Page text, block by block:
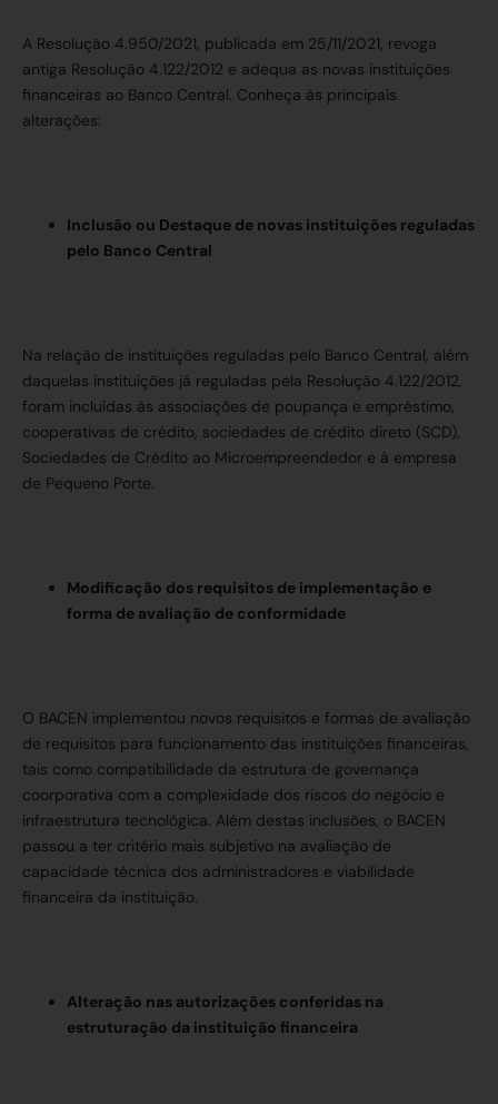
A Resolução 4.950/2021, publicada em 25/11/2021, revoga
antiga Resolução 4.122/2012 e adequa as novas instituições
financeiras ao Banco Central. Conheça às principais
alterações:
Inclusão ou Destaque de novas instituições reguladas
pelo Banco Central
Na relação de instituições reguladas pelo Banco Central, além
daquelas instituições já reguladas pela Resolução 4.122/2012,
foram incluídas às associações de poupança e empréstimo,
cooperativas de crédito, sociedades de crédito direto (SCD),
Sociedades de Crédito ao Microempreendedor e à empresa
de Pequeno Porte.
Modificação dos requisitos de implementação e
forma de avaliação de conformidade
O BACEN implementou novos requisitos e formas de avaliação
de requisitos para funcionamento das instituições financeiras,
tais como compatibilidade da estrutura de governança
coorporativa com a complexidade dos riscos do negócio e
infraestrutura tecnológica. Além destas inclusões, o BACEN
passou a ter critério mais subjetivo na avaliação de
capacidade técnica dos administradores e viabilidade
financeira da instituição.
Alteração nas autorizações conferidas na
estruturação da instituição financeira